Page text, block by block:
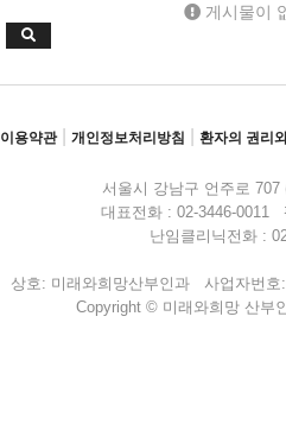
게시물이
이용약관 개인정보처리방침 환자의 권리
서울시 강남구 언주로
대표전화 : 02-3446-0011
난임클리닉전화 :
상호: 미래와희망산부인과 사업자번
Copyright © 미래와희망 산부